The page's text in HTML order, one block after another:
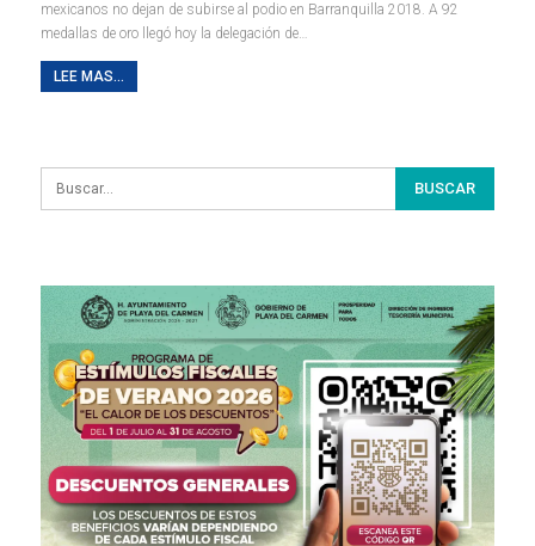
mexicanos no dejan de subirse al podio en Barranquilla 2018. A 92
medallas de oro llegó hoy la delegación de…
LEE MAS...